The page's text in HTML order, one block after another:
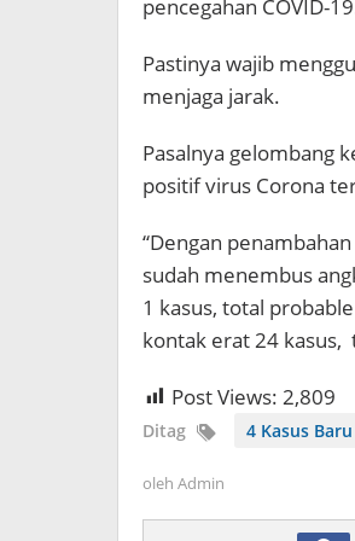
pencegahan COVID-
Pastinya wajib
menjaga jarak.
Pasalnya gelombang
positif virus Corona
“Dengan
sudah menembus
1 kasus, total
kontak erat 24 kasus,
Post Views: 2,809
Ditag 4 Kasus
oleh Admin